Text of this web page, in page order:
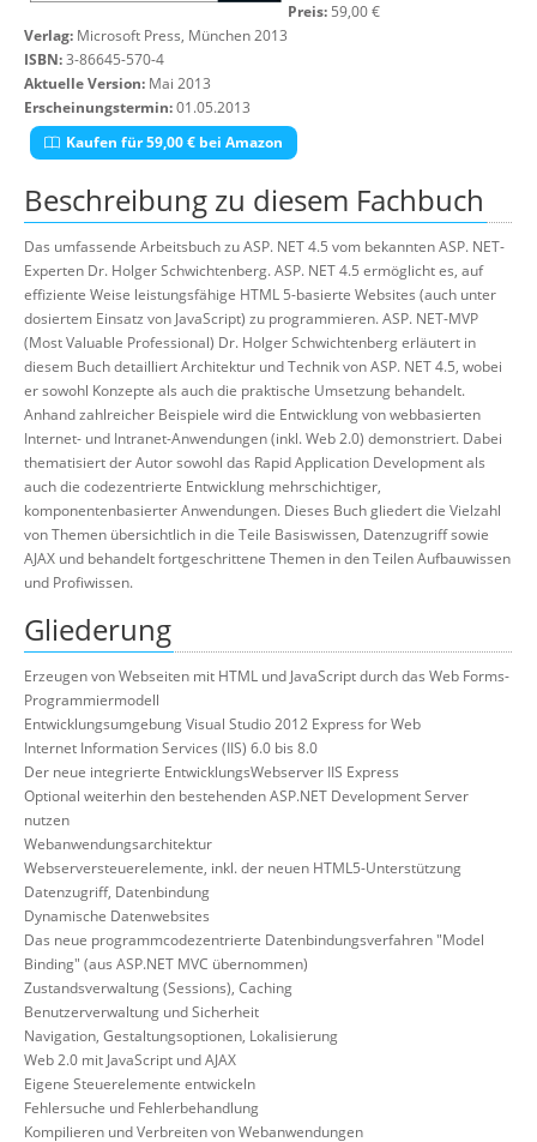
Preis: 59,00 €
Verlag: Microsoft Press, München 2013
ISBN:3-86645-570-4
Aktuelle Version: Mai 2013
Erscheinungstermin:01.05.2013
Kaufen für 59,00 € bei Amazon
Beschreibung zu diesem Fachbuch
Das umfassende Arbeitsbuch zu ASP. NET 4.5 vom bekannten ASP. NET-
Experten Dr. Holger Schwichtenberg. ASP. NET 4.5 ermöglicht es, auf
effiziente Weise leistungsfähige HTML 5-basierte Websites (auch unter
dosiertem Einsatz von JavaScript) zu programmieren. ASP. NET-MVP
(Most Valuable Professional) Dr. Holger Schwichtenberg erläutert in
diesem Buch detailliert Architektur und Technik von ASP. NET 4.5, wobei
er sowohl Konzepte als auch die praktische Umsetzung behandelt.
Anhand zahlreicher Beispiele wird die Entwicklung von webbasierten
Internet- und Intranet-Anwendungen (inkl. Web 2.0) demonstriert. Dabei
thematisiert der Autor sowohl das Rapid Application Development als
auch die codezentrierte Entwicklung mehrschichtiger,
komponentenbasierter Anwendungen. Dieses Buch gliedert die Vielzahl
von Themen übersichtlich in die Teile Basiswissen, Datenzugriff sowie
AJAX und behandelt fortgeschrittene Themen in den Teilen Aufbauwissen
und Profiwissen.
Gliederung
Erzeugen von Webseiten mit HTML und JavaScript durch das Web Forms-
Programmiermodell
Entwicklungsumgebung Visual Studio 2012 Express for Web
Internet Information Services (IIS) 6.0 bis 8.0
Der neue integrierte EntwicklungsWebserver IIS Express
Optional weiterhin den bestehenden ASP.NET Development Server
nutzen
Webanwendungsarchitektur
Webserversteuerelemente, inkl. der neuen HTML5-Unterstützung
Datenzugriff, Datenbindung
Dynamische Datenwebsites
Das neue programmcodezentrierte Datenbindungsverfahren "Model
Binding" (aus ASP.NET MVC übernommen)
Zustandsverwaltung (Sessions), Caching
Benutzerverwaltung und Sicherheit
Navigation, Gestaltungsoptionen, Lokalisierung
Web 2.0 mit JavaScript und AJAX
Eigene Steuerelemente entwickeln
Fehlersuche und Fehlerbehandlung
Kompilieren und Verbreiten von Webanwendungen